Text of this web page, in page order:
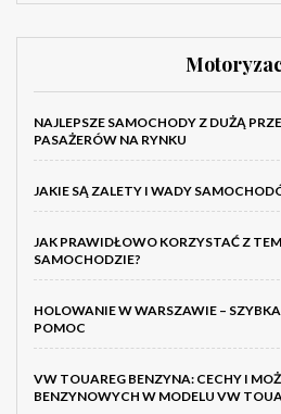
NAJLEPSZE SAMOCHODY Z DUŻĄ
PASAŻERÓW NA RYNKU
JAKIE SĄ ZALETY I WADY
JAK PRAWIDŁOWO KORZYSTAĆ Z
SAMOCHODZIE?
HOLOWANIE W WARSZAWIE –
POMOC
VW TOUAREG BENZYNA: CECHY I
BENZYNOWYCH W MODELU VW